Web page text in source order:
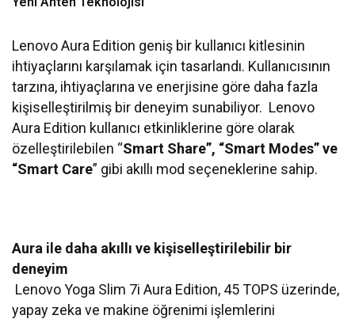
Lenovo Aura Edition geniş bir kullanıcı kitlesinin
ihtiyaçlarını karşılamak için tasarlandı. Kullanıcısının
tarzına, ihtiyaçlarına ve enerjisine göre daha fazla
kişiselleştirilmiş bir deneyim sunabiliyor. Lenovo
Aura Edition kullanıcı etkinliklerine göre olarak
özelleştirilebilen “Smart Share”, “Smart Modes” ve
“Smart Care” gibi akıllı mod seçeneklerine sahip.
Aura ile daha akıllı ve kişiselleştirilebilir bir
deneyim
Lenovo Yoga Slim 7i Aura Edition, 45 TOPS üzerinde,
yapay zeka ve makine öğrenimi işlemlerini